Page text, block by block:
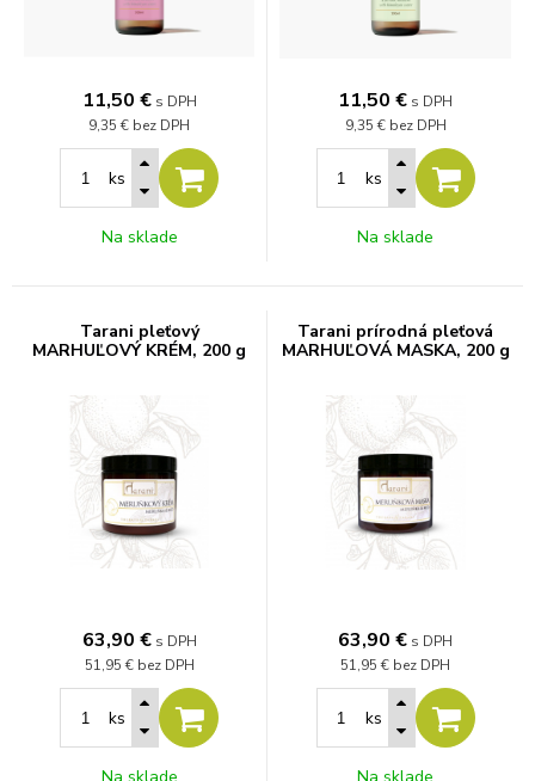
11,50 € s DPH
9,35 € bez DPH
ks
Na sklade
11,50 € s DPH
9,35 € bez DPH
ks
Na sklade
Tarani pleťový
MARHUĽOVÝ KRÉM, 200 g
63,90 € s DPH
51,95 € bez DPH
ks
Tarani prírodná pleťová
MARHUĽOVÁ MASKA, 200 g
63,90 € s DPH
51,95 € bez DPH
ks